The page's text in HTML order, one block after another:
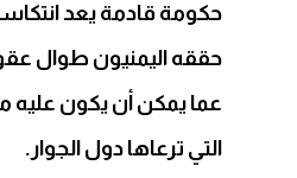
حكومة قادمة يعد
حققه اليمنيون طوال
عما يمكن أن يكون عليه
التي ترعاها دول الجوار .